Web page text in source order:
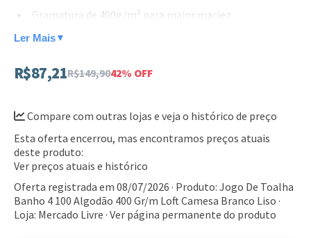
Gramatura de 400g/m² para maior maciez
Design liso e sofisticado que combina com qualquer
Kit prático com 4 unidades para atender toda a família
Ideal para quem deseja renovar o enxoval com peças
duráveis e confortáveis. Adquira este conjunto e transforme
o seu momento de cuidado pessoal.
Ler Mais ▼
R$87,21R$149,9042% OFF
Compare com outras lojas e veja o histórico de preço
Esta oferta encerrou, mas encontramos preços atuais
deste produto:
Ver preços atuais e histórico
Oferta registrada em 08/07/2026 · Produto: Jogo De Toalha
Banho 4 100 Algodão 400 Gr/m Loft Camesa Branco Liso ·
Loja: Mercado Livre · Ver página permanente do produto